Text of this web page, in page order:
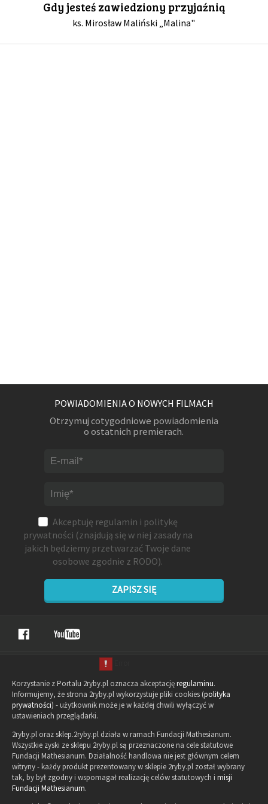
Gdy jesteś zawiedziony przyjaźnią
ks. Mirosław Maliński „Malina"
POWIADOMIENIA O NOWYCH FILMACH
Otrzymuj cotygodniowe powiadomienia
o ostatnich premierach.
Akceptuję regulamin i politykę
prywatności (znajdują się w niej zasady na
jakich będziemy przetwarzać Twoje dane
osobowe zgodnie z RODO).
ZAPISZ SIĘ
Korzystanie z Portalu 2ryby.pl oznacza akceptacjęregulaminu.
Informujemy, że strona 2ryby.pl wykorzystuje pliki cookies (polityka
prywatności) - użytkownik może je w każdej chwili wyłączyć w
ustawieniach przeglądarki.
2ryby.pl oraz sklep.2ryby.pl działa w ramach Fundacji Mathesianum.
Wszystkie zyski ze sklepu 2ryby.pl są przeznaczone na cele statutowe
Fundacji Mathesianum. Działalność handlowa nie jest głównym celem
witryny - każdy produkt prezentowany w sklepie 2ryby.pl został wybrany
tak, by był zgodny i wspomagał realizację celów statutowych i misji
Fundacji Mathesianum.